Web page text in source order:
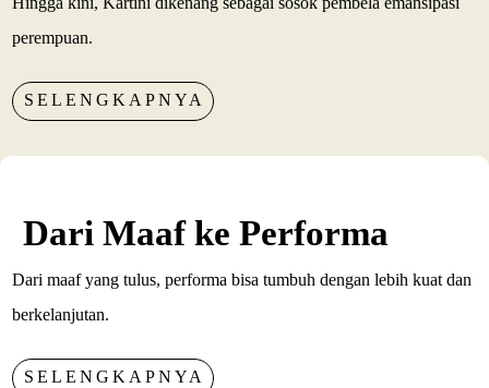
perempuan.
SELENGKAPNYA
Dari Maaf ke Performa
Dari maaf yang tulus, performa bisa tumbuh dengan lebih kuat dan
berkelanjutan.
SELENGKAPNYA